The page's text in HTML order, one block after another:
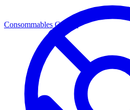
Consommables Consos